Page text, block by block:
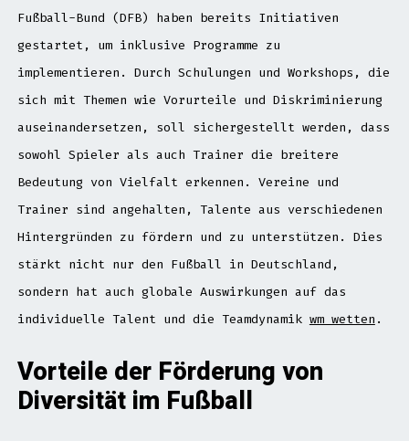
Fußball-Bund (DFB) haben bereits Initiativen
gestartet, um inklusive Programme zu
implementieren. Durch Schulungen und Workshops, die
sich mit Themen wie Vorurteile und Diskriminierung
auseinandersetzen, soll sichergestellt werden, dass
sowohl Spieler als auch Trainer die breitere
Bedeutung von Vielfalt erkennen. Vereine und
Trainer sind angehalten, Talente aus verschiedenen
Hintergründen zu fördern und zu unterstützen. Dies
stärkt nicht nur den Fußball in Deutschland,
sondern hat auch globale Auswirkungen auf das
individuelle Talent und die Teamdynamik wm wetten .
Vorteile der Förderung von
Diversität im Fußball